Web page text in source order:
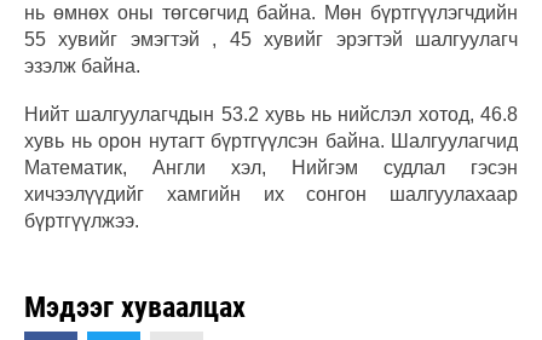
нь өмнөх оны төгсөгчид байна. Мөн бүртгүүлэгчдийн
55 хувийг эмэгтэй , 45 хувийг эрэгтэй шалгуулагч
эзэлж байна.
Нийт шалгуулагчдын 53.2 хувь нь нийслэл хотод, 46.8
хувь нь орон нутагт бүртгүүлсэн байна. Шалгуулагчид
Математик, Англи хэл, Нийгэм судлал гэсэн
хичээлүүдийг хамгийн их сонгон шалгуулахаар
бүртгүүлжээ.
Мэдээг хуваалцах